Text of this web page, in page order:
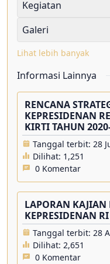
Kegiatan
Galeri
Lihat lebih banyak
Informasi Lainnya
RENCANA
KEPRESIDENAN
KIRTI TAHUN
Tanggal terbit: 28
Dilihat: 1,251
0 Komentar
LAPORAN KAJIAN
KEPRESIDENAN
Tanggal terbit: 28
Dilihat: 2,651
0 Komentar